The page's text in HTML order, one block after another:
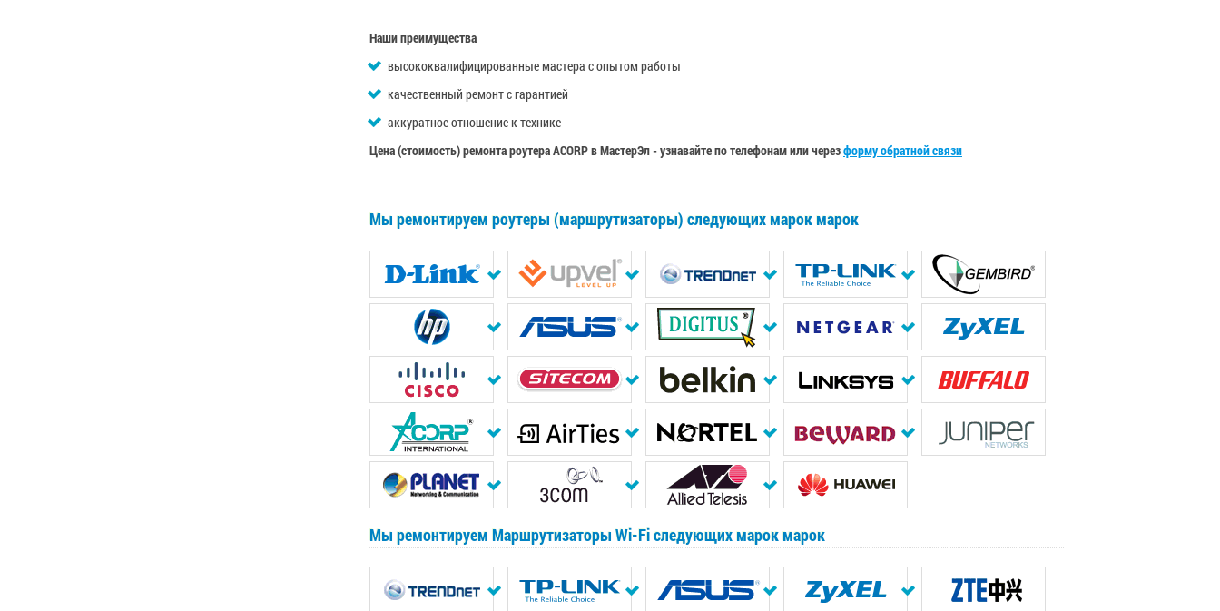
Наши преимущества
высококвалифицированные мастера с опытом работы
качественный ремонт с гарантией
аккуратное отношение к технике
Цена (стоимость) ремонта роутераACORPв МастерЭл - узнавайте по телефонам или черезформу обратной связи
Мы ремонтируем роутеры (маршрутизаторы) следующих марок марок
Мы ремонтируем Маршрутизаторы Wi-Fi следующих марок марок